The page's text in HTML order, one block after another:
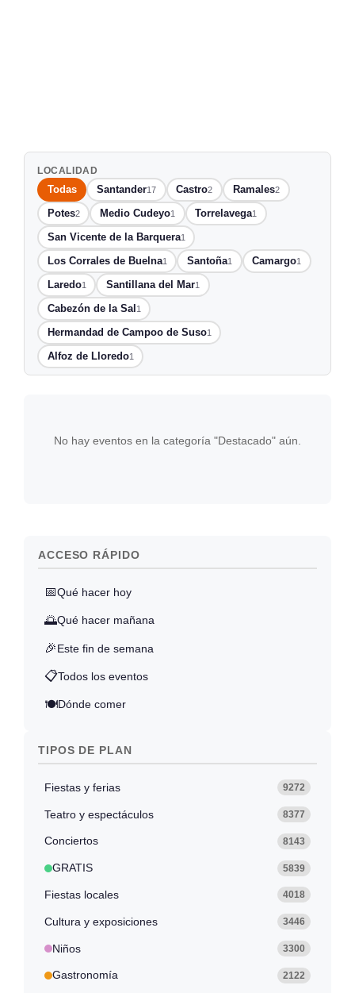
LOCALIDAD
Todas Santander17 Castro2 Ramales2
Potes2 Medio Cudeyo1 Torrelavega1
San Vicente de la Barquera1
Los Corrales de Buelna1 Santoña1 Camargo1
Laredo1 Santillana del Mar1
Cabezón de la Sal 1
Hermandad de Campoo de Suso1
Alfoz de Lloredo1
No hay eventos en la categoría "Destacado" aún.
ACCESO RÁPIDO
📅Qué hacer hoy
🌅Qué hacer mañana
🎉Este fin de semana
📋Todos los eventos
🍽️Dónde comer
TIPOS DE PLAN
Fiestas y ferias 9272
Teatro y espectáculos 8377
Conciertos 8143
GRATIS 5839
Fiestas locales 4018
Cultura y exposiciones 3446
Niños 3300
Gastronomía 2122